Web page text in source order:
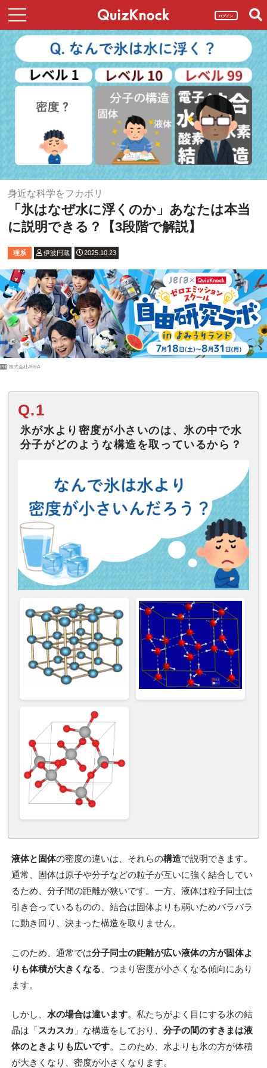
ログイン
身近な科学をフカボリ
「氷はなぜ水に浮くのか」あなたは本当
に説明できる？【3段階で解説】
理系 伊波円蔵 2025.10.23
PR 株式会社JERA
Q.1
氷が水より密度が小さいのは、氷の中で水
分子がどのような構造を取っているから？
液体と固体の密度の違いは、それらの構造で説明できます。
通常、固体は原子や分子などの粒子が互いに強く結合してい
るため、分子間の距離が狭いです。一方、液体は粒子同士は
引き合っているものの、結合は固体よりも弱いためバラバラ
に動き回り、決まった構造を取りません。
このため、通常では分子同士の距離が広い液体の方が固体よ
りも体積が大きくなる 、つまり密度が小さくなる傾向にあり
ます。
しかし、 水の場合は違います。私たちがよく目にする氷の結
晶は「スカスカ 」な構造をしており、 分子の間のすきまは液
体のときよりも広いです。このため、水よりも氷の方が体積
が大きくなり、密度が小さくなります。